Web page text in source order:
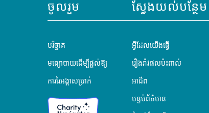
ចូលរួម
បរិច្ចាគ
មធ្យោបាយដើម្បីផ្តល់ឱ្យ
ការរៃអង្គាសប្រាក់
ស្វែងយល់បន្ថែម
អ្វីដែលយើងធ្វើ
រឿងរ៉ាវផលប៉ះពាល់
អាជីព
បន្ទប់ព័ត៌មាន